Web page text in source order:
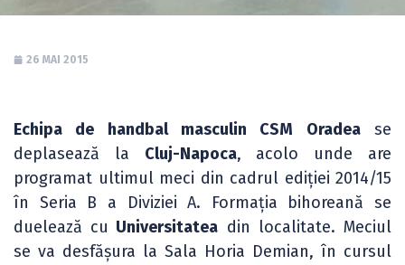
26 MAI 2015
Echipa de handbal masculin CSM Oradease
deplasează la Cluj-Napoca, acolo unde are
programat ultimul meci din cadrul ediției 2014/15
în Seria B a Diviziei A. Formația bihoreană se
duelează cu Universitatea din localitate. Meciul
se va desfășura la Sala Horia Demian, în cursul